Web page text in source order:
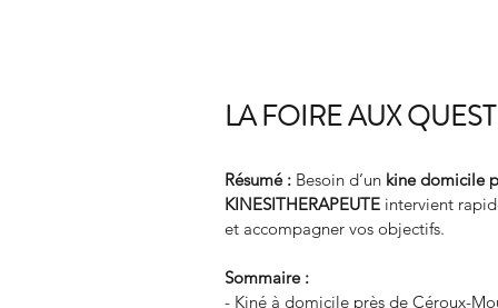
LA FOIRE AUX
Résumé : Besoin d’un kine domicile
KINESITHERAPEUTE intervient
et accompagner vos objectifs.
Sommaire :
- Kiné à domicile près de Céroux-